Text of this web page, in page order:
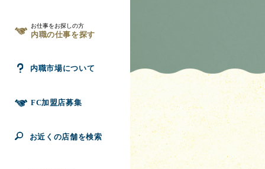
お仕事をお探しの方
内職の仕事を探す
内職市場について
FC加盟店募集
お近くの店舗を検索